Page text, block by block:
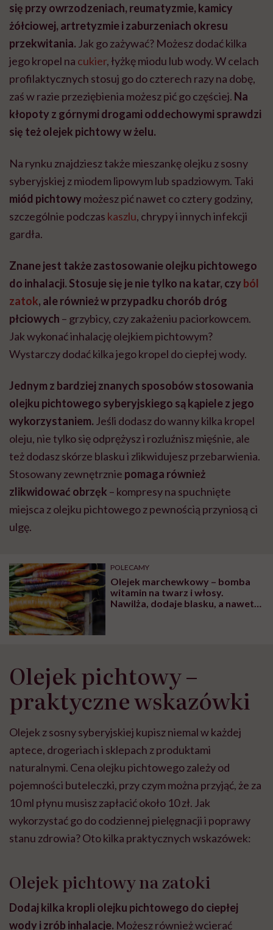
się przy owrzodzeniach, reumatyzmie, kamicy
żółciowej, artretyzmie i zaburzeniach okresu
przekwitania. Jak go zażywać? Możesz dodać kilka
jego kropel na cukier, łyżkę miodu lub wody. W celach
profilaktycznych stosuj go do czterech razy na dobę,
zaś w razie przeziębienia możesz pić go częściej. Na
kłopoty z górnymi drogami oddechowymi sprawdzi
się też olejek pichtowy w żelu.
Na rynku znajdziesz także mieszankę olejku z sosny
syberyjskiej z miodem lipowym lub spadziowym. Taki
miód pichtowy możesz pić nawet co cztery godziny,
szczególnie podczas kaszlu, chrypy i innych infekcji
gardła.
Znane jest także zastosowanie olejku pichtowego
do inhalacji. Stosuje się je nie tylko na katar, czy ból
zatok, ale również w przypadku chorób dróg
płciowych – grzybicy, czy zakażeniu paciorkowcem.
Jak wykonać inhalację olejkiem pichtowym?
Wystarczy dodać kilka jego kropel do ciepłej wody.
Jednym z bardziej znanych sposobów stosowania
olejku pichtowego syberyjskiego są kąpiele z jego
wykorzystaniem. Jeśli dodasz do wanny kilka kropel
oleju, nie tylko się odprężysz i rozluźnisz mięśnie, ale
też dodasz skórze blasku i zlikwidujesz przebarwienia.
Stosowany zewnętrznie pomaga również
zlikwidować obrzęk – kompresy na spuchnięte
miejsca z olejku pichtowego z pewnością przyniosą ci
ulgę.
POLECAMY
Olejek marchewkowy – bomba
witamin na twarz i włosy.
Nawilża, dodaje blasku, a nawet…
Olejek pichtowy –
praktyczne wskazówki
Olejek z sosny syberyjskiej kupisz niemal w każdej
aptece, drogeriach i sklepach z produktami
naturalnymi. Cena olejku pichtowego zależy od
pojemności buteleczki, przy czym można przyjąć, że za
10 ml płynu musisz zapłacić około 10 zł. Jak
wykorzystać go do codziennej pielęgnacji i poprawy
stanu zdrowia? Oto kilka praktycznych wskazówek:
Olejek pichtowy na zatoki
Dodaj kilka kropli olejku pichtowego do ciepłej
wody i zrób inhalacje. Możesz również wcierać